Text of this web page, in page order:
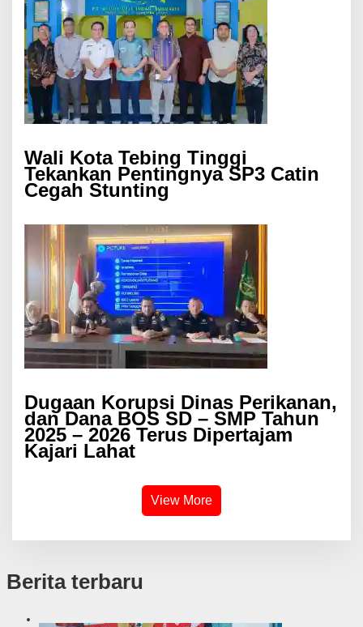
Wali Kota Tebing Tinggi
Tekankan Pentingnya SP3 Catin
Cegah Stunting
Dugaan Korupsi Dinas Perikanan,
dan Dana BOS SD – SMP Tahun
2025 – 2026 Terus Dipertajam
Kajari Lahat
View More
Berita terbaru